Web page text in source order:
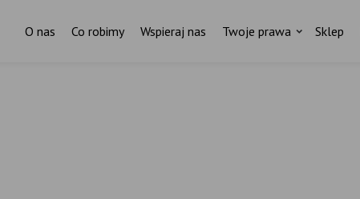
O nas Co robimy Wspieraj nas Twoje prawa Sklep